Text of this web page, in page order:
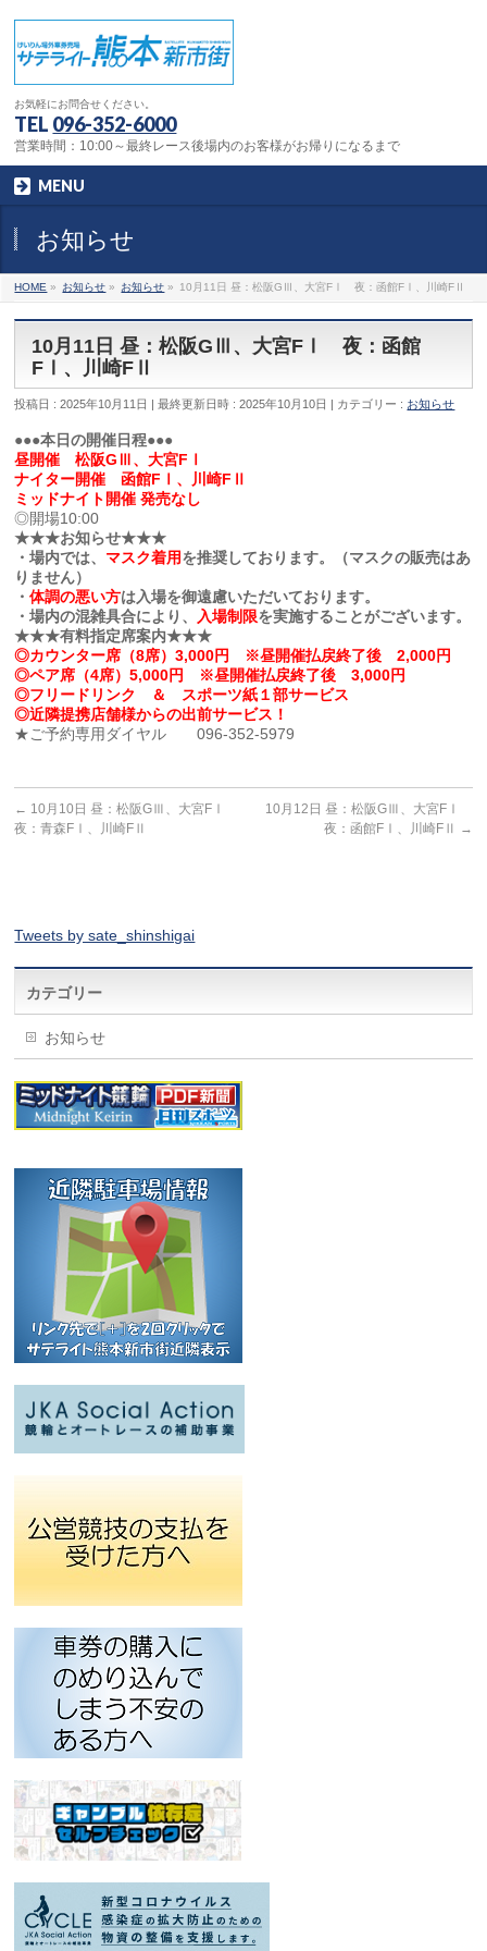
お気軽にお問合せください。
TEL 096-352-6000
営業時間：10:00～最終レース後場内のお客様がお帰りになるまで
MENU
お知らせ
HOME » お知らせ » お知らせ » 10月11日 昼：松阪GⅢ、大宮FⅠ 夜：函館FⅠ、川崎FⅡ
10月11日 昼：松阪GⅢ、大宮FⅠ 夜：函館
FⅠ、川崎FⅡ
投稿日 : 2025年10月11日 最終更新日時 : 2025年10月10日 カテゴリー : お知らせ
●●●本日の開催日程●●●
昼開催 松阪GⅢ、大宮FⅠ
ナイター開催 函館FⅠ、川崎FⅡ
ミッドナイト開催 発売なし
◎開場10:00
★★★お知らせ★★★
・場内では、 マスク着用を推奨しております。（マスクの販売はあ
りません）
・体調の悪い方は入場を御遠慮いただいております。
・場内の混雑具合により、
入場制限を実施することがございます。
★★★有料指定席案内★★★
◎カウンター席（8席）3,000円 ※昼開催払戻終了後 2,000円
◎ペア席（4席）5,000円 ※昼開催払戻終了後 3,000円
◎フリードリンク ＆ スポーツ紙１部サービス
◎近隣提携店舗様からの出前サービス！
★ご予約専用ダイヤル 096-352-5979
← 10月10日 昼：松阪GⅢ、大宮FⅠ
夜：青森FⅠ、川崎FⅡ
10月12日 昼：松阪GⅢ、大宮FⅠ
夜：函館FⅠ、川崎FⅡ
→
Tweets by sate_shinshigai
カテゴリー
お知らせ